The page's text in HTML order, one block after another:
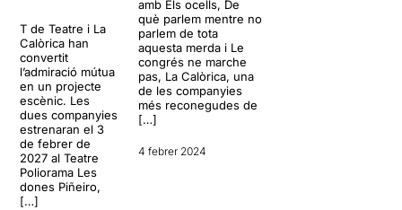
T de Teatre i La
Calòrica han
convertit
l’admiració mútua
en un projecte
escènic. Les
dues companyies
estrenaran el 3
de febrer de
2027 al Teatre
Poliorama Les
dones Piñeiro,
[…]
amb Els ocells, De
què parlem mentre no
parlem de tota
aquesta merda i Le
congrés ne marche
pas, La Calòrica, una
de les companyies
més reconegudes de
[…]
4 febrer 2024